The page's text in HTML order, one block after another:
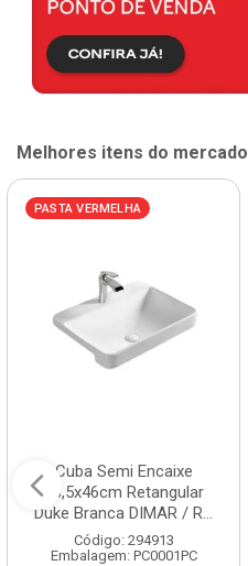
Melhores itens do mercado
PASTA VERMELHA
Cuba Semi Encaixe
58,5x46cm Retangular
Duke Branca DIMAR / R...
Código: 294913
Embalagem: PC0001PC